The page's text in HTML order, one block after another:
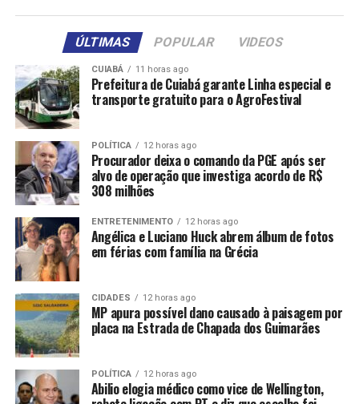
Maíra Cardi chora ao falar de perda do bebê que
esperava com Thiago Nigro: ‘Um vazio’
DON'T MISS
Larissa Manoela exibe cliques de seu 1º dia do ano com
o marido: ‘paz e sossego’
ÚLTIMAS POPULAR VIDEOS
CUIABÁ 11 horas ago
Prefeitura de Cuiabá garante Linha especial e
transporte gratuito para o AgroFestival
POLÍTICA 12 horas ago
Procurador deixa o comando da PGE após ser
alvo de operação que investiga acordo de R$
308 milhões
ENTRETENIMENTO 12 horas ago
Angélica e Luciano Huck abrem álbum de fotos
em férias com família na Grécia
CIDADES 12 horas ago
MP apura possível dano causado à paisagem por
placa na Estrada de Chapada dos Guimarães
POLÍTICA 12 horas ago
Abilio elogia médico como vice de Wellington,